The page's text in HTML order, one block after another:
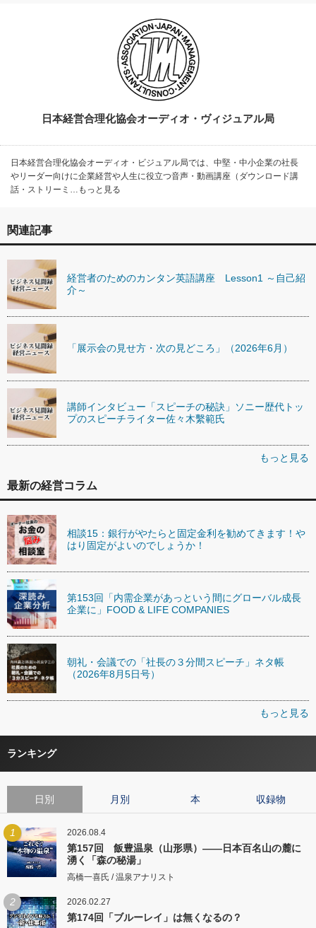
日本経営合理化協会オーディオ・ヴィジュアル局
日本経営合理化協会オーディオ・ビジュアル局では、中堅・中小企業の社長
やリーダー向けに企業経営や人生に役立つ音声・動画講座（ダウンロード講
話・ストリーミ…もっと見る
関連記事
経営者のためのカンタン英語講座 Lesson1 ～自己紹
介～
「展示会の見せ方・次の見どころ」（2026年6月）
講師インタビュー「スピーチの秘訣」ソニー歴代トッ
プのスピーチライター佐々木繫範氏
もっと見る
最新の経営コラム
相談15：銀行がやたらと固定金利を勧めてきます！や
はり固定がよいのでしょうか！
第153回「内需企業があっという間にグローバル成長
企業に」FOOD & LIFE COMPANIES
朝礼・会議での「社長の３分間スピーチ」ネタ帳
（2026年8月5日号）
もっと見る
ランキング
日別 月別 本 収録物
1 2026.08.4
第157回 飯豊温泉（山形県）――日本百名山の麓に
湧く「森の秘湯」
高橋一喜氏 / 温泉アナリスト
2 2026.02.27
第174回「ブルーレイ」は無くなるの？